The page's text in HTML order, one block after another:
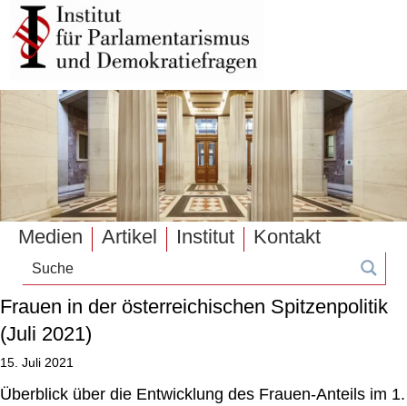
Medien Artikel Institut Kontakt
Frauen in der österreichischen Spitzenpolitik
(Juli 2021)
15. Juli 2021
Überblick über die Entwicklung des Frauen-Anteils im 1.